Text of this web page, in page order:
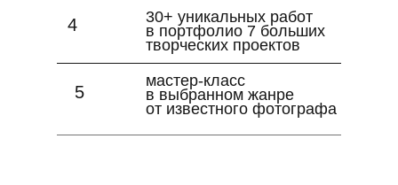
30+ уникальных работ
в портфолио 7 больших
творческих проектов
4
мастер-класс
в выбранном жанре
от известного фотографа
5